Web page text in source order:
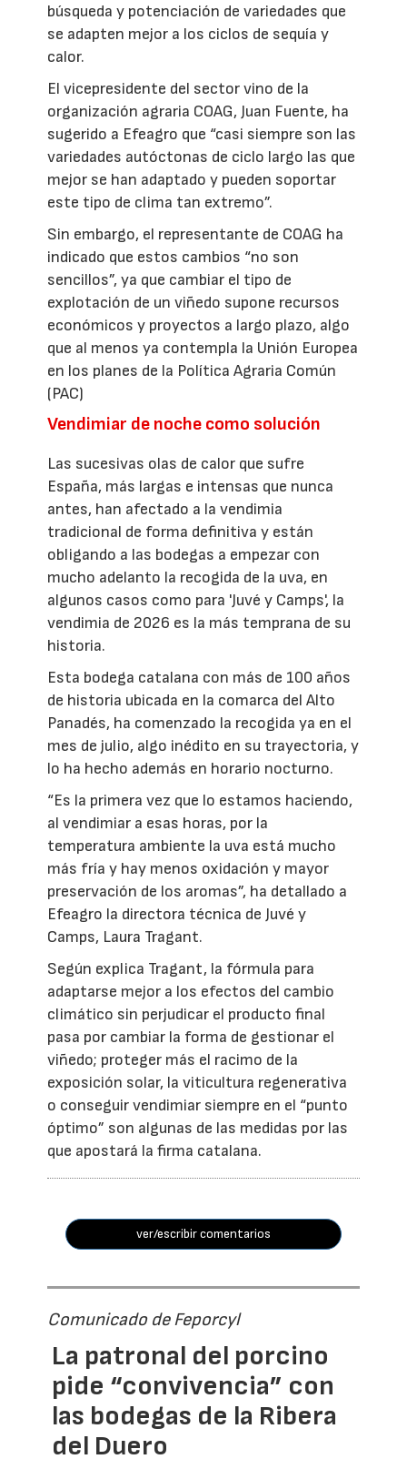
búsqueda y potenciación de variedades que
se adapten mejor a los ciclos de sequía y
calor.
El vicepresidente del sector vino de la
organización agraria COAG, Juan Fuente, ha
sugerido a Efeagro que “casi siempre son las
variedades autóctonas de ciclo largo las que
mejor se han adaptado y pueden soportar
este tipo de clima tan extremo”.
Sin embargo, el representante de COAG ha
indicado que estos cambios “no son
sencillos”, ya que cambiar el tipo de
explotación de un viñedo supone recursos
económicos y proyectos a largo plazo, algo
que al menos ya contempla la Unión Europea
en los planes de la Política Agraria Común
(PAC)
Vendimiar de noche como solución
Las sucesivas olas de calor que sufre
España, más largas e intensas que nunca
antes, han afectado a la vendimia
tradicional de forma definitiva y están
obligando a las bodegas a empezar con
mucho adelanto la recogida de la uva, en
algunos casos como para 'Juvé y Camps', la
vendimia de 2026 es la más temprana de su
historia.
Esta bodega catalana con más de 100 años
de historia ubicada en la comarca del Alto
Panadés, ha comenzado la recogida ya en el
mes de julio, algo inédito en su trayectoria, y
lo ha hecho además en horario nocturno.
“Es la primera vez que lo estamos haciendo,
al vendimiar a esas horas, por la
temperatura ambiente la uva está mucho
más fría y hay menos oxidación y mayor
preservación de los aromas”, ha detallado a
Efeagro la directora técnica de Juvé y
Camps, Laura Tragant.
Según explica Tragant, la fórmula para
adaptarse mejor a los efectos del cambio
climático sin perjudicar el producto final
pasa por cambiar la forma de gestionar el
viñedo; proteger más el racimo de la
exposición solar, la viticultura regenerativa
o conseguir vendimiar siempre en el “punto
óptimo” son algunas de las medidas por las
que apostará la firma catalana.
ver/escribir comentarios
Comunicado de Feporcyl
La patronal del porcino
pide “convivencia” con
las bodegas de la Ribera
del Duero